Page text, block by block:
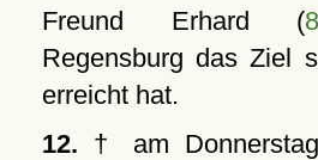
Freund Erhard (
Regensburg das Ziel
erreicht hat.
12. † am